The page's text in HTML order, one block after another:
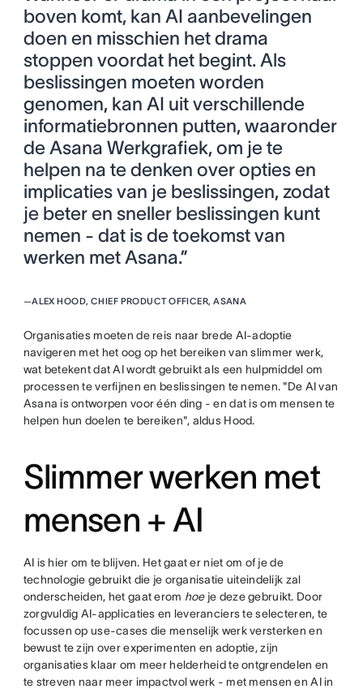
boven komt, kan AI aanbevelingen
doen en misschien het drama
stoppen voordat het begint. Als
beslissingen moeten worden
genomen, kan AI uit verschillende
informatiebronnen putten, waaronder
de Asana Werkgrafiek, om je te
helpen na te denken over opties en
implicaties van je beslissingen, zodat
je beter en sneller beslissingen kunt
nemen - dat is de toekomst van
werken met Asana.”
—ALEX HOOD, CHIEF PRODUCT OFFICER, ASANA
Organisaties moeten de reis naar brede AI-adoptie
navigeren met het oog op het bereiken van slimmer werk,
wat betekent dat AI wordt gebruikt als een hulpmiddel om
processen te verfijnen en beslissingen te nemen. "De AI van
Asana is ontworpen voor één ding - en dat is om mensen te
helpen hun doelen te bereiken", aldus Hood.
Slimmer werken met
mensen + AI
AI is hier om te blijven. Het gaat er niet om of je de
technologie gebruikt die je organisatie uiteindelijk zal
onderscheiden, het gaat erom hoe je deze gebruikt. Door
zorgvuldig AI-applicaties en leveranciers te selecteren, te
focussen op use-cases die menselijk werk versterken en
bewust te zijn over experimenten en adoptie, zijn
organisaties klaar om meer helderheid te ontgrendelen en
te streven naar meer impactvol werk - met mensen en AI in